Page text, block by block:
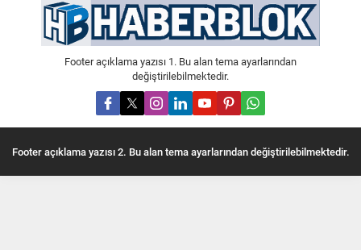
Footer açıklama yazısı 1. Bu alan tema ayarlarından
değiştirilebilmektedir.
Footer açıklama yazısı 2. Bu alan tema ayarlarından değiştirilebilmektedir.